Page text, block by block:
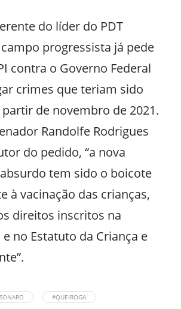
do líder do PDT
progressista já pede
contra o Governo Federal
crimes que teriam sido
de novembro de 2021.
Randolfe Rodrigues
do pedido, “a nova
tem sido o boicote
à vacinação das crianças,
direitos inscritos na
no Estatuto da Criança e
#QUEIROGA